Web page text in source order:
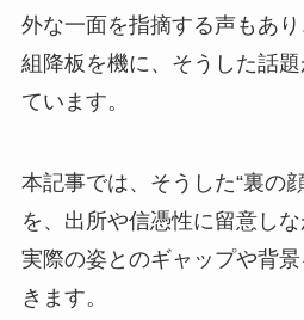
外な一面を指摘する声もあ
組降板を機に、そうした話
ています。
本記事では、そうした“裏の
を、出所や信憑性に留意しな
実際の姿とのギャップや背
きます。